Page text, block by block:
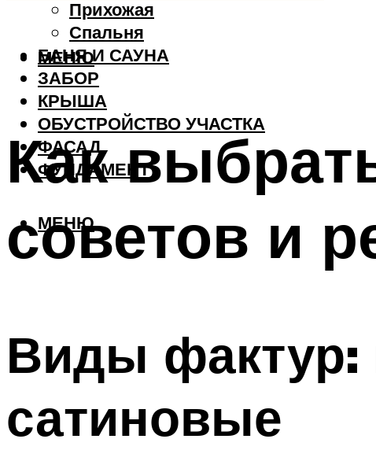
Прихожая
Спальня
БАНЯ И САУНА
ЗАБОР
КРЫША
ОБУСТРОЙСТВО УЧАСТКА
ФАСАД
ФУНДАМЕНТ
МЕНЮ
МЕНЮ
Как
советов и
Виды фактур:
сатиновые